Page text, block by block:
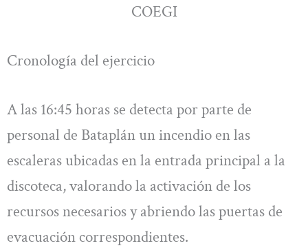
COEGI
Cronología del ejercicio
A las 16:45 horas se detecta por parte de
personal de Bataplán un incendio en las
escaleras ubicadas en la entrada principal a la
discoteca, valorando la activación de los
recursos necesarios y abriendo las puertas de
evacuación correspondientes.